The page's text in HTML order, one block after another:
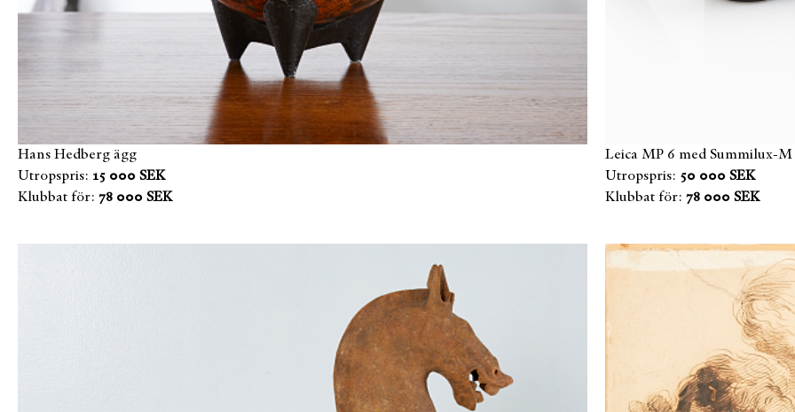
Hans Hedberg ägg
Utropspris: 15 000 SEK
Klubbat för: 78 000 SEK
Leica MP 6 med Summilux-
Utropspris: 50 000 SEK
Klubbat för: 78 000 SEK